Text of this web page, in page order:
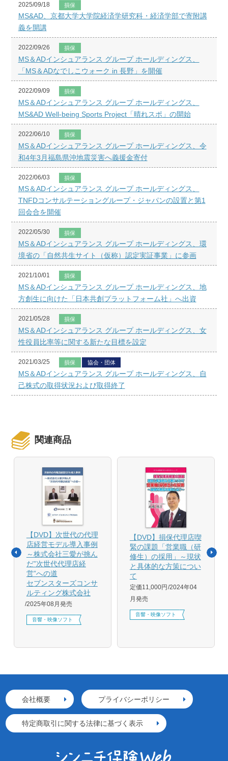
2025/09/18 損保
MS&AD、京都大学大学院経済学研究科・経済学部で寄附講
義を開講
2022/09/26 損保
MS＆ADインシュアランス グループ ホールディングス、
「MS＆ADなでしこウォーク in 長野」を開催
2022/09/09 損保
MS＆ADインシュアランス グループ ホールディングス、
MS&AD Well-being Sports Project「晴れスポ」の開始
2022/06/10 損保
MS＆ADインシュアランス グループ ホールディングス、令
和4年3月福島県沖地震災害へ義援金寄付
2022/06/03 損保
MS＆ADインシュアランス グループ ホールディングス、
TNFDコンサルテーショングループ・ジャパンの設置と第1
回会合を開催
2022/05/30 損保
MS＆ADインシュアランス グループ ホールディングス、環
境省の「自然共生サイト（仮称）認定実証事業」に参画
2021/10/01 損保
MS＆ADインシュアランス グループ ホールディングス、地
方創生に向けた「日本共創プラットフォーム社」へ出資
2021/05/28 損保
MS＆ADインシュアランス グループ ホールディングス、女
性役員比率等に関する新たな目標を設定
2021/03/25 損保 協会・団体
MS＆ADインシュアランス グループ ホールディングス、自
己株式の取得状況および取得終了
関連商品
【DVD】次世代の代理
店経営モデル導入事例
～株式会社三愛が挑ん
だ”次世代代理店経
営”への道
セブンスターズコンサ
ルティング株式会社
2025年08月発売
音響・映像ソフト
【DVD】損保代理店喫
緊の課題「営業職（研
修生）の採用」～現状
と具体的な方策につい
て
定価11,000円 2024年04
月発売
音響・映像ソフト
会社概要 プライバシーポリシー
特定商取引に関する法律に基づく表示